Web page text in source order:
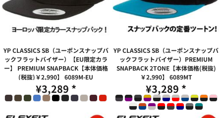
YP CLASSICS SB（ユーポンスナップバ
ックフラットバイザー）【EU限定カラ
ー】 PREMIUM SNAPBACK【本体価格
(税抜)￥2,990】
6089M-EU
¥3,289 *
YP CLASSICS SB（ユーポンスナップバ
ックフラットバイザー）PREMIUM
SNAPBACK 2TONE【本体価格(税抜)
￥2,990】
6089MT
¥3,289 *